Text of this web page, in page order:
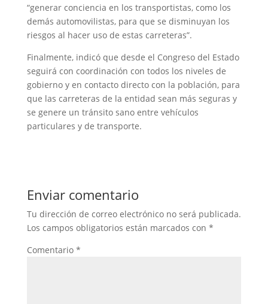
“generar conciencia en los transportistas, como los
demás automovilistas, para que se disminuyan los
riesgos al hacer uso de estas carreteras”.
Finalmente, indicó que desde el Congreso del Estado
seguirá con coordinación con todos los niveles de
gobierno y en contacto directo con la población, para
que las carreteras de la entidad sean más seguras y
se genere un tránsito sano entre vehículos
particulares y de transporte.
Enviar comentario
Tu dirección de correo electrónico no será publicada.
Los campos obligatorios están marcados con *
Comentario *